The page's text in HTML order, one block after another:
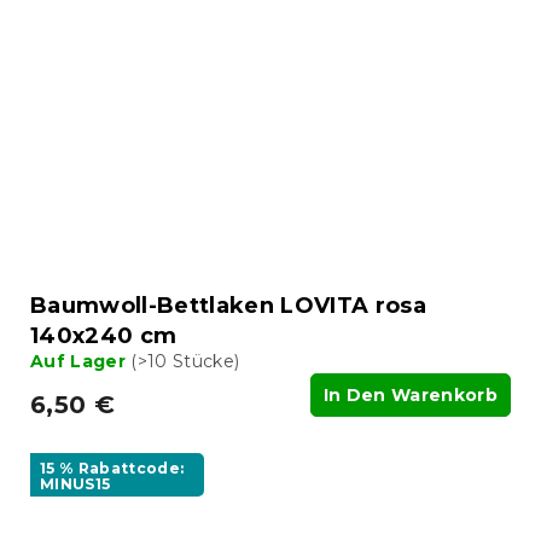
Baumwoll-Bettlaken LOVITA rosa
140x240 cm
Auf Lager (>10 Stücke)
6,50 € In Den Warenkorb
15 % Rabattcode:
MINUS15